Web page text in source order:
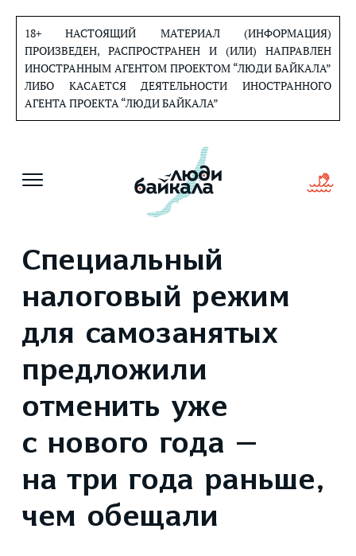
содержанию
18+ НАСТОЯЩИЙ МАТЕРИАЛ (ИНФОРМАЦИЯ)
ПРОИЗВЕДЕН, РАСПРОСТРАНЕН И (ИЛИ) НАПРАВЛЕН
ИНОСТРАННЫМ АГЕНТОМ ПРОЕКТОМ “ЛЮДИ БАЙКАЛА”
ЛИБО КАСАЕТСЯ ДЕЯТЕЛЬНОСТИ ИНОСТРАННОГО
АГЕНТА ПРОЕКТА “ЛЮДИ БАЙКАЛА”
Специальный
налоговый режим
для самозанятых
предложили
отменить уже
с нового года —
на три года раньше,
чем обещали